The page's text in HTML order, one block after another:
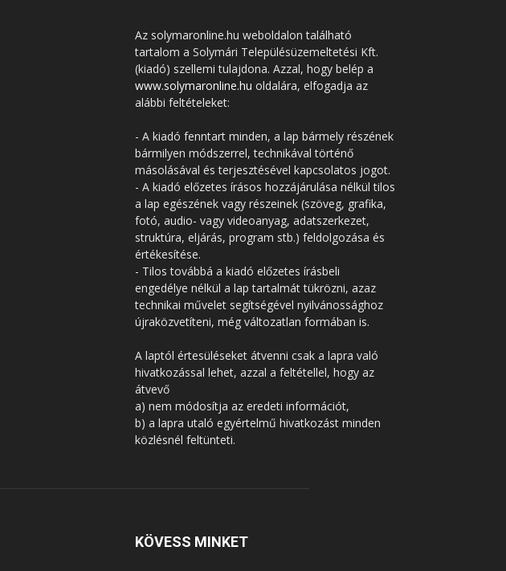
Az solymaronline.hu weboldalon található
tartalom a Solymári Településüzemeltetési Kft.
(kiadó) szellemi tulajdona. Azzal, hogy belép a
www.solymaronline.hu oldalára, elfogadja az
alábbi feltételeket:
- A kiadó fenntart minden, a lap bármely részének
bármilyen módszerrel, technikával történő
másolásával és terjesztésével kapcsolatos jogot.
- A kiadó előzetes írásos hozzájárulása nélkül tilos
a lap egészének vagy részeinek (szöveg, grafika,
fotó, audio- vagy videoanyag, adatszerkezet,
struktúra, eljárás, program stb.) feldolgozása és
értékesítése.
- Tilos továbbá a kiadó előzetes írásbeli
engedélye nélkül a lap tartalmát tükrözni, azaz
technikai művelet segítségével nyilvánossághoz
újraközvetíteni, még változatlan formában is.
A laptól értesüléseket átvenni csak a lapra való
hivatkozással lehet, azzal a feltétellel, hogy az
átvevő
a) nem módosítja az eredeti információt,
b) a lapra utaló egyértelmű hivatkozást minden
közlésnél feltünteti.
KÖVESS MINKET